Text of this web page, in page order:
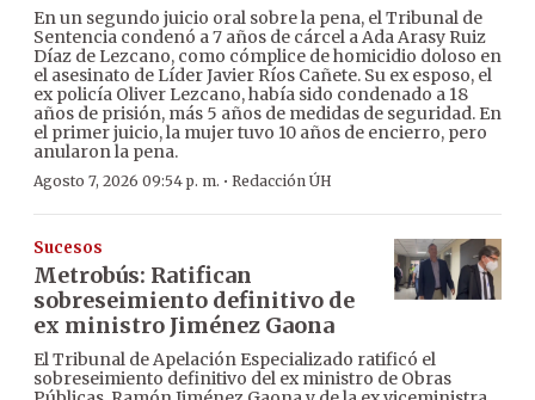
En un segundo juicio oral sobre la pena, el Tribunal de
Sentencia condenó a 7 años de cárcel a Ada Arasy Ruiz
Díaz de Lezcano, como cómplice de homicidio doloso en
el asesinato de Líder Javier Ríos Cañete. Su ex esposo, el
ex policía Oliver Lezcano, había sido condenado a 18
años de prisión, más 5 años de medidas de seguridad. En
el primer juicio, la mujer tuvo 10 años de encierro, pero
anularon la pena.
Agosto 7, 2026 09:54 p. m. · Redacción ÚH
Sucesos
Metrobús: Ratifican
sobreseimiento definitivo de
ex ministro Jiménez Gaona
El Tribunal de Apelación Especializado ratificó el
sobreseimiento definitivo del ex ministro de Obras